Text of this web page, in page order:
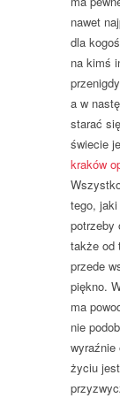
nawet
dla
na kimś
a w
starać
świecie
kraków
tego,
potrzeby
także od
przede
piękno.
ma
nie
wyraźnie
życiu